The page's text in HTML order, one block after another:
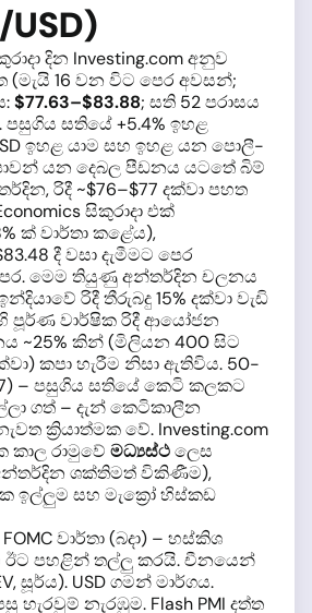
USD)
දින Investing.com අනුව
(මැයි 16 වන විට පෙර අවසන්;
$77.63–$83.88; සති 52 පරාසය
පසුගිය සතියේ +5.4% ඉහළ
ඉහළ යාම සහ ඉහළ යන පොලී-
යන දෙබල පීඩනය යටතේ බිම්
රිදී ~$76–$77 දක්වා පහත
සිකුරාදා එක්
ක් වාර්තා කළේය),
දී වසා දැමීමට පෙර
මෙම තියුණු අන්තර්දින චලනය
රිදී තීරුබදු 15% දක්වා වැඩි
පූර්ණ වාර්ෂික රිදී ආයෝජන
~25% කින් (මිලියන 400 සිට
කපා හැරීම නිසා ඇතිවිය. 50-
– පසුගිය සතියේ කෙටි කලකට
ගත් – දැන් කෙටිකාලීන
ක්‍රියාත්මක වේ. Investing.com
කාල රාමුවේ මධ්‍යස්ථලෙස
ශක්තිමත් විකිණීම),
ඉල්ලුම සහ මැක්‍රෝ හිස්කඩ
FOMC වාර්තා (බදා) – හස්කිශ
ඊට පහළින් තල්ලු කරයි. චීනයෙන්
සූර්ය). USD ගමන් මාර්ගය.
හැරවුම් නැරඹුම. Flash PMI දත්ත